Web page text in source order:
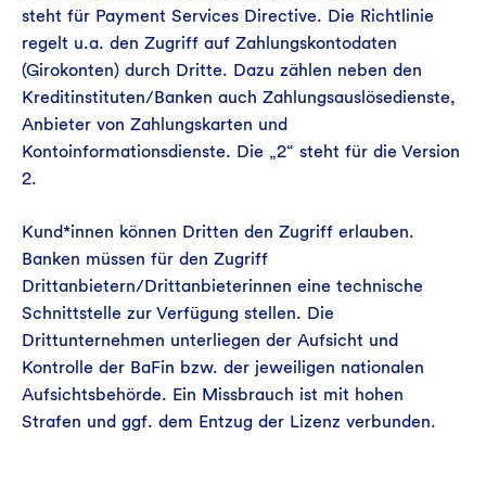
steht für Payment Services Directive. Die Richtlinie
regelt u.a. den Zugriff auf Zahlungskontodaten
(Girokonten) durch Dritte. Dazu zählen neben den
Kreditinstituten/Banken auch Zahlungsauslösedienste,
Anbieter von Zahlungskarten und
Kontoinformationsdienste. Die „2“ steht für die Version
2.
Kund*innen können Dritten den Zugriff erlauben.
Banken müssen für den Zugriff
Drittanbietern/Drittanbieterinnen eine technische
Schnittstelle zur Verfügung stellen. Die
Drittunternehmen unterliegen der Aufsicht und
Kontrolle der BaFin bzw. der jeweiligen nationalen
Aufsichtsbehörde. Ein Missbrauch ist mit hohen
Strafen und ggf. dem Entzug der Lizenz verbunden.